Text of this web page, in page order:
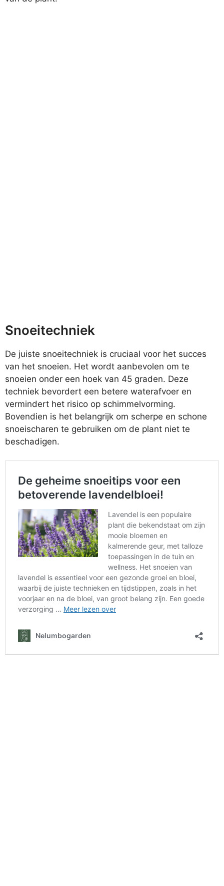
Snoeitechniek
De juiste snoeitechniek is cruciaal voor het succes
van het snoeien. Het wordt aanbevolen om te
snoeien onder een hoek van 45 graden. Deze
techniek bevordert een betere waterafvoer en
vermindert het risico op schimmelvorming.
Bovendien is het belangrijk om scherpe en schone
snoeischaren te gebruiken om de plant niet te
beschadigen.